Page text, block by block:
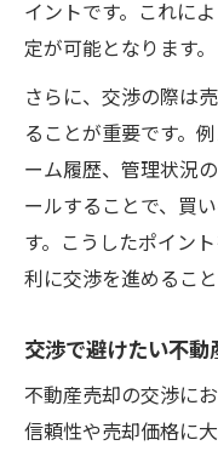
イントです。これに
定が可能となります。
さらに、交渉の際は
ることが重要です。
ーム履歴、管理状況
ールすることで、買
す。こうしたポイン
利に交渉を進めること
交渉で避けたい不動
不動産売却の交渉に
信頼性や売却価格に